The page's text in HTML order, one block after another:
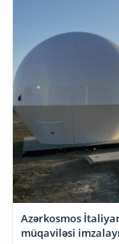
Azərkosmos
müqaviləsi